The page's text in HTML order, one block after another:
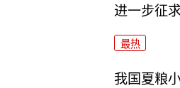
进一步征
最热
我国夏粮